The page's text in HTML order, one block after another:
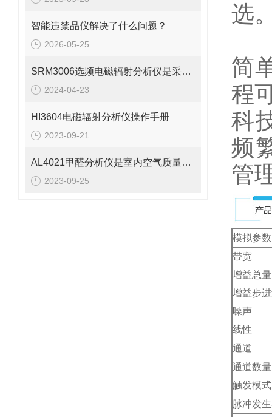
智能违禁品仪解决了什么问题？
2026-05-25
SRM3006选频电磁辐射分析仪是采用选频技术设计的
2024-04-23
HI3604电磁辐射分析仪操作手册
2023-09-21
AL4021甲醛分析仪是室内空气质量的守护者
2023-09-25
选
简
程
科
频
管
模拟参数
带宽
增益总量
增益步
噪声
线性
通道
通道数量
触发模式
脉冲发